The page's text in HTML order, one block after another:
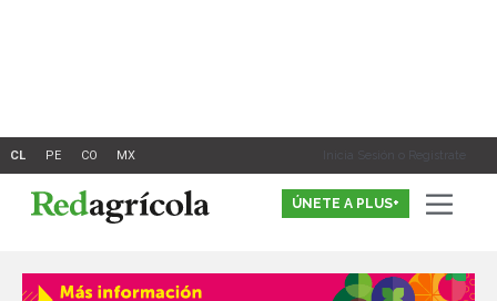
Inicia Sesión o Registrate
ÚNETE A PLUS+